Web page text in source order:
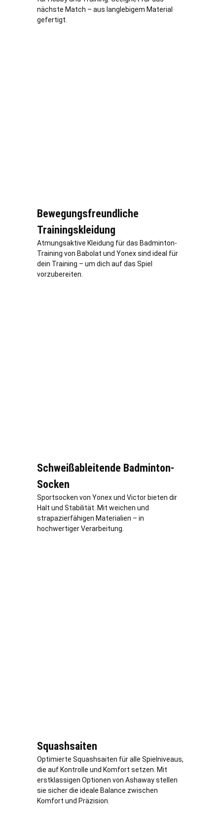
nächste Match – aus langlebigem Material
gefertigt.
Bewegungsfreundliche
Trainingskleidung
Atmungsaktive Kleidung für das Badminton-
Training von Babolat und Yonex sind ideal für
dein Training – um dich auf das Spiel
vorzubereiten.
Schweißableitende Badminton-
Socken
Sportsocken von Yonex und Victor bieten dir
Halt und Stabilität. Mit weichen und
strapazierfähigen Materialien – in
hochwertiger Verarbeitung.
Squashsaiten
Optimierte Squashsaiten für alle Spielniveaus,
die auf Kontrolle und Komfort setzen. Mit
erstklassigen Optionen von Ashaway stellen
sie sicher die ideale Balance zwischen
Komfort und Präzision.